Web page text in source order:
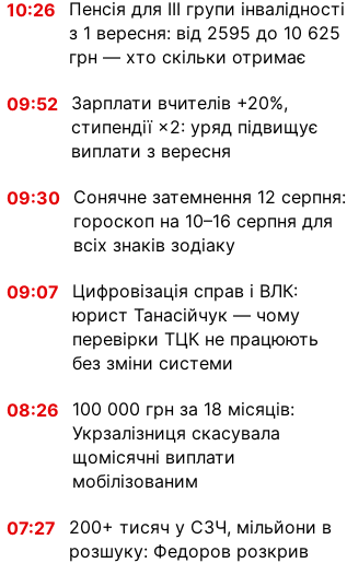
10:26
Пенсія для III групи інвалідності
з 1 вересня: від 2595 до 10 625
грн — хто скільки отримає
09:52
Зарплати вчителів +20%,
стипендії ×2: уряд підвищує
виплати з вересня
09:30
Сонячне затемнення 12 серпня:
гороскоп на 10–16 серпня для
всіх знаків зодіаку
09:07
Цифровізація справ і ВЛК:
юрист Танасійчук — чому
перевірки ТЦК не працюють
без зміни системи
08:26
100 000 грн за 18 місяців:
Укрзалізниця скасувала
щомісячні виплати
мобілізованим
07:27
200+ тисяч у СЗЧ, мільйони в
розшуку: Федоров розкрив